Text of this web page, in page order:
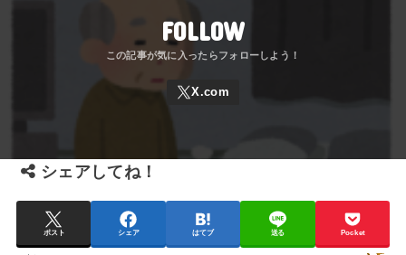
FOLLOW
シェアしてね！
ポスト シェア はてブ 送る Pocket